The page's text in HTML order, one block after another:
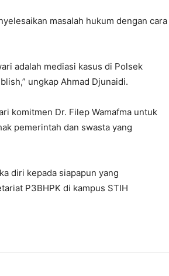
masalah hukum dengan cara
adalah mediasi kasus di Polsek
ungkap Ahmad Djunaidi.
komitmen Dr. Filep Wamafma untuk
pemerintah dan swasta yang
diri kepada siapapun yang
P3BHPK di kampus STIH